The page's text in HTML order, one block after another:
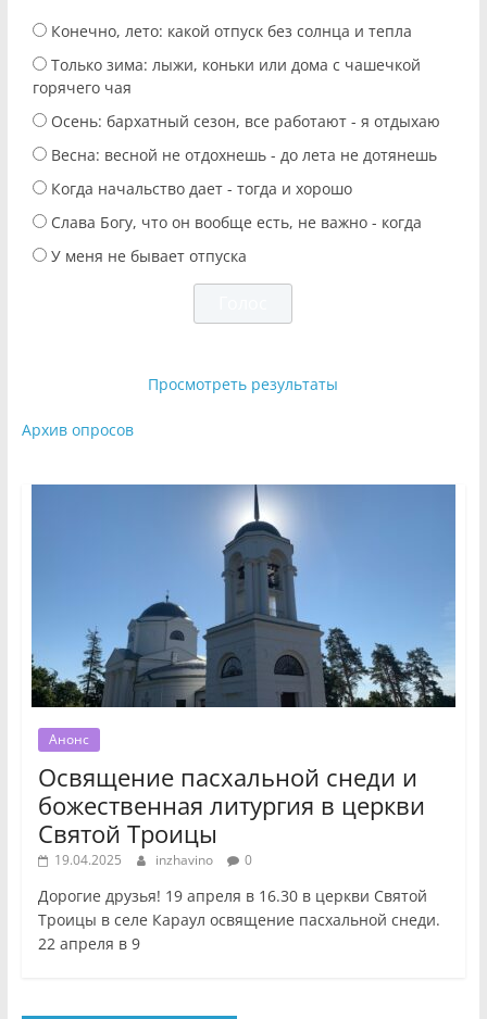
Конечно, лето: какой отпуск без солнца и тепла
Только зима: лыжи, коньки или дома с чашечкой
горячего чая
Осень: бархатный сезон, все работают - я отдыхаю
Весна: весной не отдохнешь - до лета не дотянешь
Когда начальство дает - тогда и хорошо
Слава Богу, что он вообще есть, не важно - когда
У меня не бывает отпуска
Просмотреть результаты
Архив опросов
Анонс
Освящение пасхальной снеди и
божественная литургия в церкви
Святой Троицы
19.04.2025 inzhavino 0
Дорогие друзья! 19 апреля в 16.30 в церкви Святой
Троицы в селе Караул освящение пасхальной снеди.
22 апреля в 9